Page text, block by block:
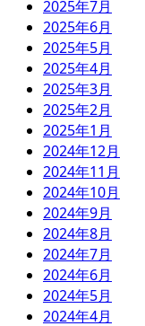
2025年7月
2025年6月
2025年5月
2025年4月
2025年3月
2025年2月
2025年1月
2024年12月
2024年11月
2024年10月
2024年9月
2024年8月
2024年7月
2024年6月
2024年5月
2024年4月